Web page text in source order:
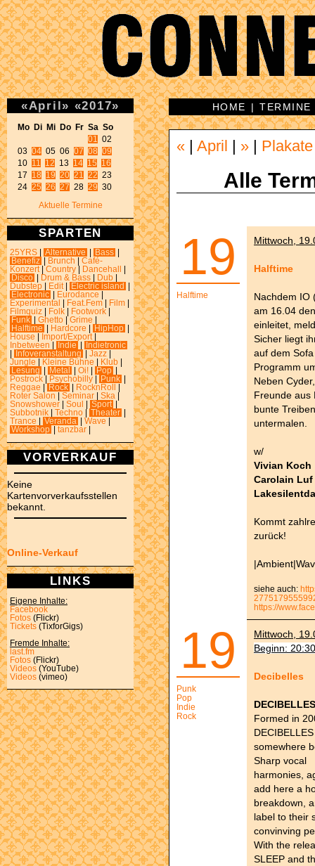
«April» «2017»
Mo Di Mi Do Fr Sa So
01
02
03 04 05 06 07 08 09
10 11 12 13 14 15
16
17 18 19 20 21 22 23
24 25 26 27 28 29 30
Aktuelle Termine
SPARTEN
25YRS Alternative Bass
Benefiz
Brunch
Café-
Konzert
Country Dancehall
Disco
Drum & Bass Dub
Dubstep
Edit Electric island
Electronic
Eurodance
Experimental
Feat.Fem Film
Filmquiz
Folk Footwork
Funk
Ghetto Grime
Halftime
Hardcore HipHop
House
Import/Export
Inbetween
Indie
Indietronic
Infoveranstaltung Jazz
Jungle
Kleine Bühne Klub
Lesung
Metal Oi! Pop
Postrock
Psychobilly Punk
Reggae
Rock RocknRoll
Roter Salon
Seminar Ska
Snowshower
Soul Sport
Subbotnik
Techno Theater
Trance
Veranda Wave
Workshop
tanzbar
VORVERKAUF
Keine
Kartenvorverkaufsstellen
bekannt.
Online-Verkauf
LINKS
Eigene Inhalte:
Facebook
Fotos (Flickr)
Tickets (TixforGigs)
Fremde Inhalte:
last.fm
Fotos (Flickr)
Videos (YouTube)
Videos (vimeo)
HOME |TERMINE
« April » Plakate
Alle
19
Halftime
Mittwoch,
Halftime
Nachdem IO
am 16.04
einleitet,
Sicher liegt
auf dem
Programm
Neben
Freunde aus
bunte
untermalen.
w/
Vivian Koch
Carolain Luf
Kommt
zurück!
siehe auch:
https://
19
Punk
Pop
Indie
Rock
Mittwoch,
Beginn:
Decibelles
DECIBELLES
Formed in
somewhere
Sharp vocal
harmonies,
add here a
breakdown,
label to their
convinving
With the
SLEEP and